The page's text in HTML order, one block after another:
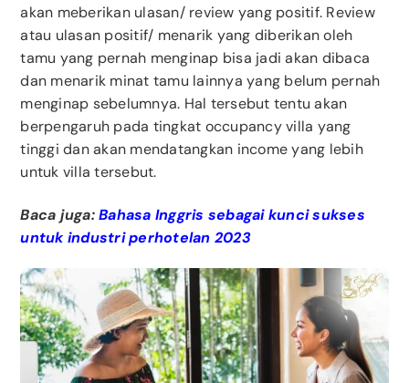
akan meberikan ulasan/ review yang positif. Review
atau ulasan positif/ menarik yang diberikan oleh
tamu yang pernah menginap bisa jadi akan dibaca
dan menarik minat tamu lainnya yang belum pernah
menginap sebelumnya. Hal tersebut tentu akan
berpengaruh pada tingkat occupancy villa yang
tinggi dan akan mendatangkan income yang lebih
untuk villa tersebut.
Baca juga:Bahasa Inggris sebagai kunci sukses
untuk industri perhotelan 2023